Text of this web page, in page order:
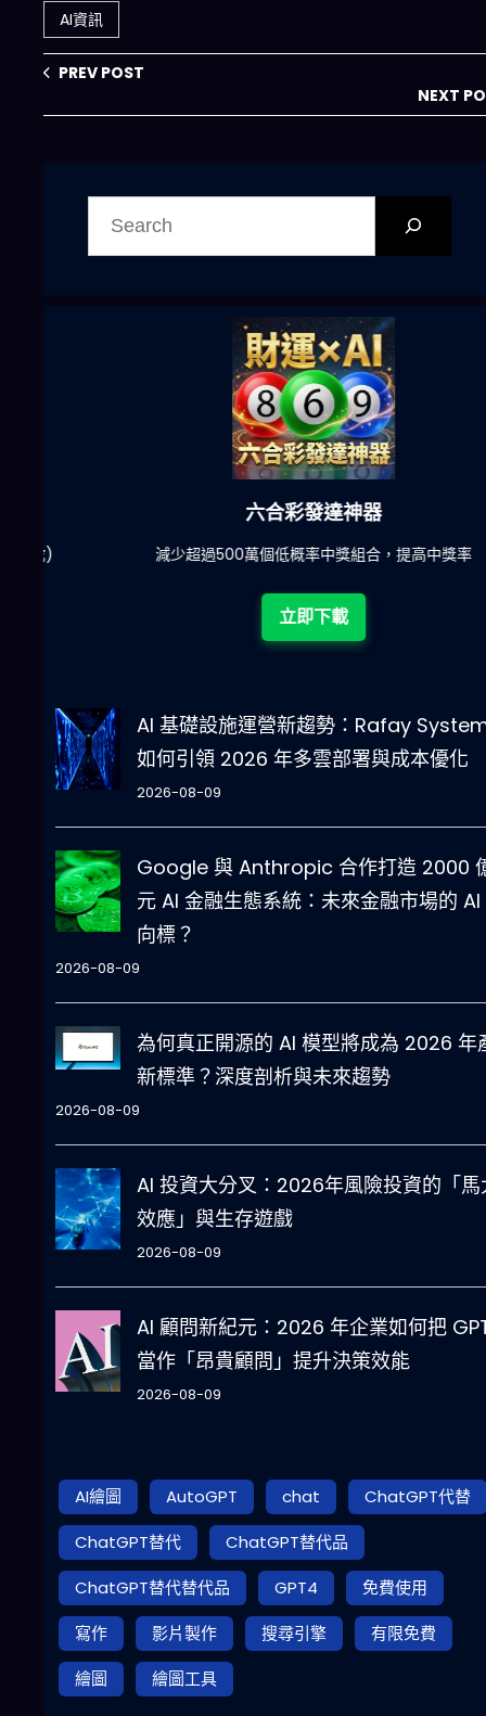
放人類勞動力
AI資訊
PREV POST
NEXT
六合彩發達神器
減少超過500萬個低概率中獎組合，提高中獎率
立即下載
AI 基礎設施運營新趨勢：Rafay
如何引領 2026 年多雲部署與成本優化
2026-08-09
Google 與 Anthropic 合作打造 2000
元 AI 金融生態系統：未來金融市場的 AI
向標？
2026-08-09
為何真正開源的 AI 模型將成為 2026 年
新標準？深度剖析與未來趨勢
2026-08-09
AI 投資大分叉：2026年風險投資的「馬
效應」與生存遊戲
2026-08-09
AI 顧問新紀元：2026 年企業如何把
當作「昂貴顧問」提升決策效能
2026-08-09
AI繪圖 AutoGPT chat
ChatGPT代替
ChatGPT替代
ChatGPT替代品
ChatGPT替代替代品
GPT4
免費使用
寫作
影片製作 搜尋引擎
有限免費
繪圖
繪圖工具